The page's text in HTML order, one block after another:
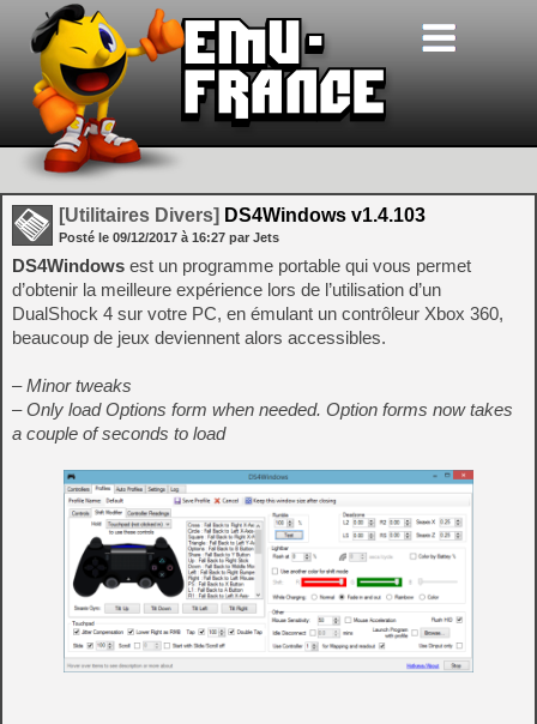
[Utilitaires Divers] DS4Windows v1.4.103
Posté le 09/12/2017 à 16:27 par Jets
DS4Windows est un programme portable qui vous permet
d’obtenir la meilleure expérience lors de l’utilisation d’un
DualShock 4 sur votre PC, en émulant un contrôleur Xbox 360,
beaucoup de jeux deviennent alors accessibles.
– Minor tweaks
– Only load Options form when needed. Option forms now takes
a couple of seconds to load